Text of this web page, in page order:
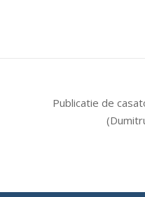
Publicatie de